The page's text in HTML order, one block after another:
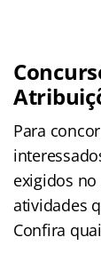
Para
exigidos
atividades
Confira